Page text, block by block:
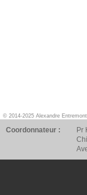
© 2014-2025 Alexandre
Coordonnateur :
Pr